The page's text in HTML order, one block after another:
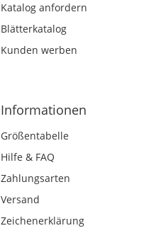
Katalog anfordern
Blätterkatalog
Kunden werben
Informationen
Größentabelle
Hilfe & FAQ
Zahlungsarten
Versand
Zeichenerklärung